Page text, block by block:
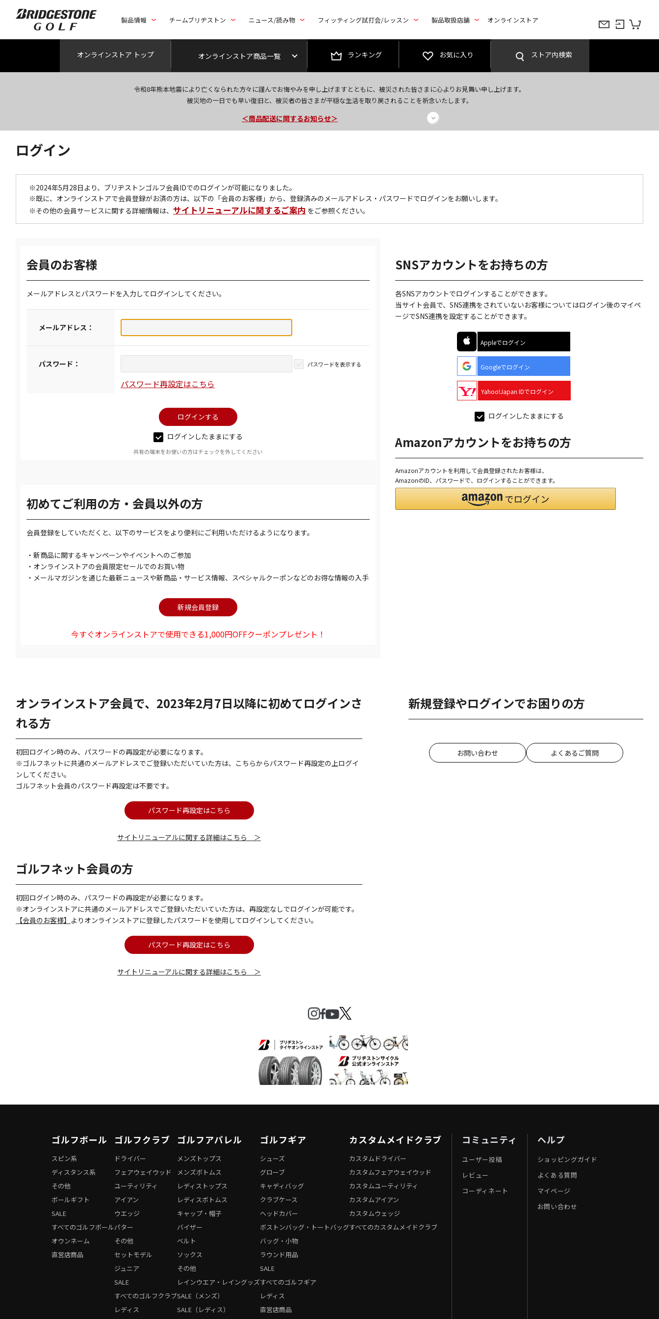
製品情報 チームブリヂストン ニュース/読み物 フィッティング試打会/レッスン 製品取扱店舗 オンラインストア
オンラインストア トップ オンラインストア商品一覧 ランキング お気に入り ストア内検索
令和8年熊本地震により亡くなられた方々に謹んでお悔やみを申し上げますとともに、被災された皆さまに心よりお見舞い申し上げます。
被災地の一日でも早い復旧と、被災者の皆さまが平穏な生活を取り戻されることを祈念いたします。
今なら新規会員登録で1,000円OFFクーポンプレゼント！
＜商品配送に関するお知らせ＞
＜夏季休暇中のご注文・発送・お問い合わせ＞
ログイン
※2024年5月28日より、ブリヂストンゴルフ会員IDでのログインが可能になりました。
※既に、オンラインストアで会員登録がお済の方は、以下の「会員のお客様」から、登録済みのメールアドレス・パスワードでログインをお願いします。
※その他の会員サービスに関する詳細情報は、 サイトリニューアルに関するご案内 をご参照ください。
会員のお客様
メールアドレスとパスワードを入力してログインしてください。
メールアドレス：
パスワード： パスワードを表示する
パスワード再設定はこちら
ログインしたままにする
共有の端末をお使いの方はチェックを外してください
初めてご利用の方・会員以外の方
会員登録をしていただくと、以下のサービスをより便利にご利用いただけるようになります。
・新商品に関するキャンペーンやイベントへのご参加
・オンラインストアの会員限定セールでのお買い物
・メールマガジンを通じた最新ニュースや新商品・サービス情報、スペシャルクーポンなどのお得な情報の入手
今すぐオンラインストアで使用できる1,000円OFFクーポンプレゼント！
SNSアカウントをお持ちの方
各SNSアカウントでログインすることができます。
当サイト会員で、SNS連携をされていないお客様についてはログイン後のマイペ
ージでSNS連携を設定することができます。
Appleでログイン
Googleでログイン
Yahoo!Japan IDでログイン
ログインしたままにする
Amazonアカウントをお持ちの方
Amazonアカウントを利用して会員登録されたお客様は、
AmazonのID、パスワードで、ログインすることができます。
オンラインストア会員で、2023年2月7日以降に初めてログインさ
れる方
初回ログイン時のみ、パスワードの再設定が必要になります。
※ゴルフネットに共通のメールアドレスでご登録いただいていた方は、こちらからパスワード再設定の上ログイ
ンしてください。
ゴルフネット会員のパスワード再設定は不要です。
パスワード再設定はこちら
サイトリニューアルに関する詳細はこちら ＞
ゴルフネット会員の方
初回ログイン時のみ、パスワードの再設定が必要になります。
※オンラインストアに共通のメールアドレスでご登録いただいていた方は、再設定なしでログインが可能です。
【会員のお客様】 よりオンラインストアに登録したパスワードを使用してログインしてください。
パスワード再設定はこちら
サイトリニューアルに関する詳細はこちら ＞
新規登録やログインでお困りの方
お問い合わせ よくあるご質問
ゴルフボール
オウンネーム
直営店商品
スピン系
ディスタンス系
その他
ボールギフト
SALE
すべてのゴルフボール
ゴルフクラブ
レディス
ドライバー
フェアウェイウッド
ユーティリティ
アイアン
ウエッジ
パター
その他
セットモデル
ジュニア
SALE
すべてのゴルフクラブ
ゴルフアパレル
メンズトップス
メンズボトムス
レディストップス
レディスボトムス
キャップ・帽子
バイザー
ベルト
ソックス
その他
レインウエア・レイングッズ
SALE（メンズ）
SALE（レディス）
ゴルフギア
レディス
直営店商品
シューズ
グローブ
キャディバッグ
クラブケース
ヘッドカバー
ボストンバッグ・トートバッグ
バッグ・小物
ラウンド用品
SALE
すべてのゴルフギア
カスタムメイドクラブ
カスタムドライバー
カスタムフェアウェイウッド
カスタムユーティリティ
カスタムアイアン
カスタムウェッジ
すべてのカスタムメイドクラブ
コミュニティ
ユーザー投稿
レビュー
コーディネート
ヘルプ
ショッピングガイド
よくある質問
マイページ
お問い合わせ